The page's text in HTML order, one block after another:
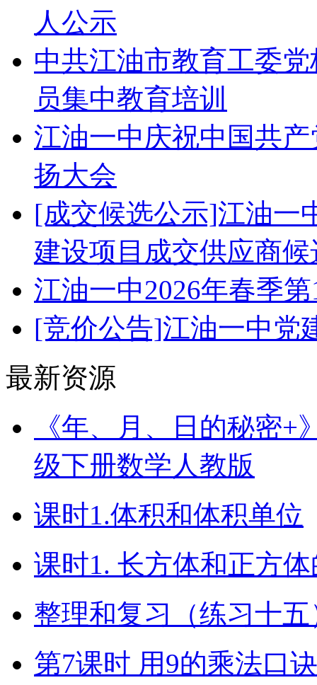
人公示
中共江油市教育工委
员集中教育培训
江油一中庆祝中国共
扬大会
[成交候选公示]江油一
建设项目成交供应商
江油一中2026年春季
[竞价公告]江油一中党
最新资源
《年、月、日的秘密+
级下册数学人教版
课时1.体积和体积单位
课时1. 长方体和正方
整理和复习（练习十五
第7课时 用9的乘法口